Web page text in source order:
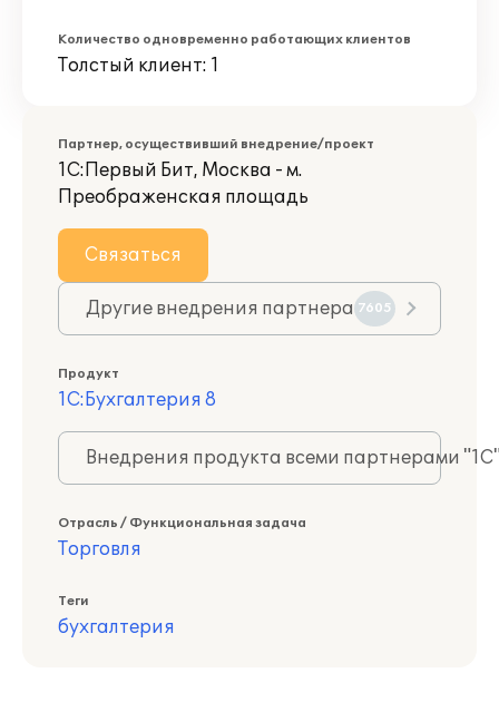
Количество одновременно работающих клиентов
Толстый клиент: 1
Партнер, осуществивший внедрение/проект
1С:Первый Бит, Москва - м.
Преображенская площадь
Связаться
Другие внедрения партнера 7605
Продукт
1С:Бухгалтерия 8
Внедрения продукта всеми партнерами
Отрасль / Функциональная задача
Торговля
Теги
бухгалтерия